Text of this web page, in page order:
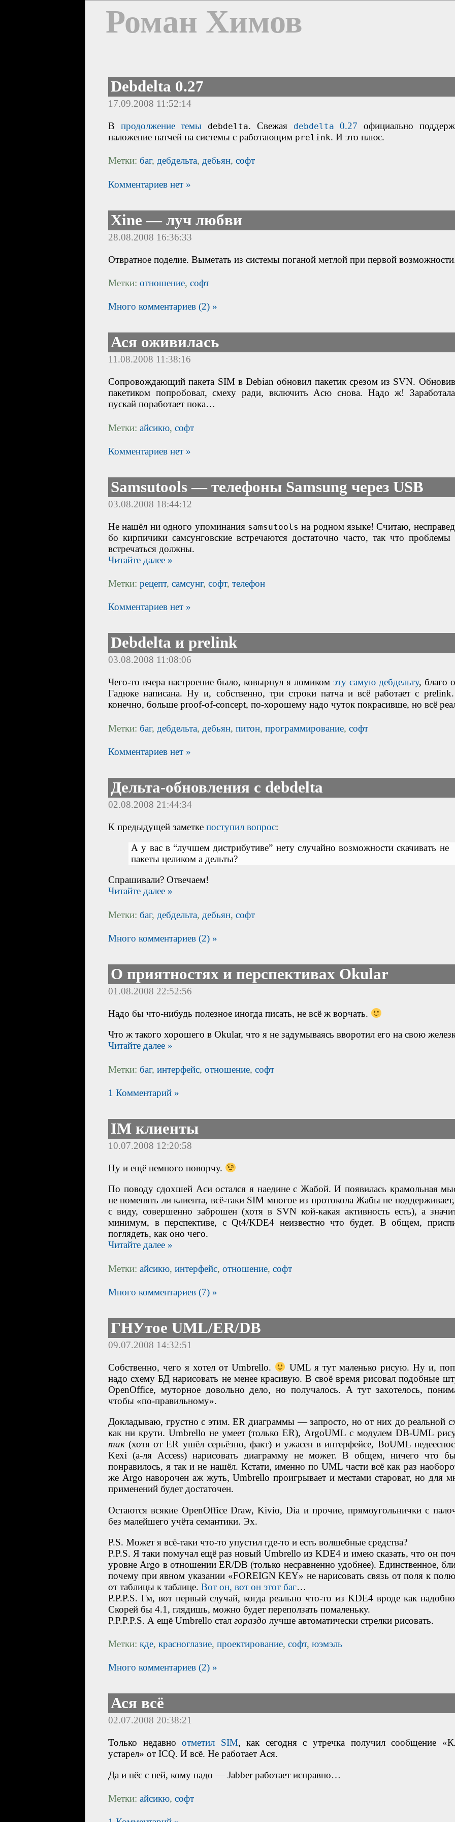
Роман Химов
Debdelta 0.27
17.09.2008 11:52:14
В продолжение темы debdelta. Свежая debdelta 0.27 официально
наложение патчей на системы с работающим prelink. И это плюс.
Метки: баг, дебдельта, дебьян, софт
Комментариев нет »
Xine — луч любви
28.08.2008 16:36:33
Отвратное поделие. Выметать из системы поганой метлой при первой
Метки: отношение, софт
Много комментариев (2) »
Ася оживилась
11.08.2008 11:38:16
Сопровождающий пакета SIM в Debian обновил пакетик срезом из SVN.
пакетиком попробовал, смеху ради, включить Асю снова. Надо ж!
пускай поработает пока…
Метки: айсикю, софт
Комментариев нет »
Samsutools — телефоны Samsung через USB
03.08.2008 18:44:12
Не нашёл ни одного упоминания samsutools на родном языке! Считаю,
бо кирпичики самсунговские встречаются достаточно часто, так что проблемы
встречаться должны.
Читайте далее »
Метки: рецепт, самсунг, софт, телефон
Комментариев нет »
Debdelta и prelink
03.08.2008 11:08:06
Чего-то вчера настроение было, ковырнул я ломиком эту самую дебдельту, благо
Гадюке написана. Ну и, собственно, три строки патча и всё работает с
конечно, больше proof-of-concept, по-хорошему надо чуток покрасивше, но всё
Метки: баг, дебдельта, дебьян, питон, программирование, софт
Комментариев нет »
Дельта-обновления с debdelta
02.08.2008 21:44:34
К предыдущей заметке поступил вопрос:
А у вас в “лучшем дистрибутиве” нету случайно возможности скачивать не
пакеты целиком а дельты?
Спрашивали? Отвечаем!
Читайте далее »
Метки: баг, дебдельта, дебьян, софт
Много комментариев (2) »
О приятностях и перспективах Okular
01.08.2008 22:52:56
Надо бы что-нибудь полезное иногда писать, не всё ж ворчать.
Что ж такого хорошего в Okular, что я не задумываясь вворотил его на свою
Читайте далее »
Метки: баг, интерфейс, отношение, софт
1 Комментарий »
IM клиенты
10.07.2008 12:20:58
Ну и ещё немного поворчу.
По поводусдохшей Аси остался я наедине с Жабой. И появилась крамольная
не поменять ли клиента, всё-таки SIM многое из протокола Жабы не
с виду, совершенно заброшен (хотя в SVN кой-какая активность есть), а
минимум, в перспективе, с Qt4/KDE4 неизвестно что будет. В общем,
поглядеть, как оно чего.
Читайте далее »
Метки: айсикю, интерфейс, отношение, софт
Много комментариев (7) »
ГНУтое UML/ER/DB
09.07.2008 14:32:51
Собственно, чего я хотел от Umbrello.
UML я тут маленько рисую. Ну и,
надо схему БД нарисовать не менее красивую. В своё время рисовал подобные
OpenOffice, муторное довольно дело, но получалось. А тут захотелось,
чтобы «по-правильному».
Докладываю, грустно с этим. ER диаграммы — запросто, но от них до реальной
как ни крути. Umbrello не умеет (только ER), ArgoUML с модулем DB-UML
так (хотя от ER ушёл серьёзно, факт) и ужасен в интерфейсе, BoUML
Kexi (а-ля Access) нарисовать диаграмму не может. В общем, ничего что
понравилось, я так и не нашёл. Кстати, именно по UML части всё как раз
же Argo наворочен аж жуть, Umbrello проигрывает и местами староват, но для
применений будет достаточен.
Остаются всякие OpenOffice Draw, Kivio, Dia и прочие, прямоугольнички с
без малейшего учёта семантики. Эх.
P.S. Может я всё-таки что-то упустил где-то и есть волшебные средства?
P.P.S. Я таки помучал ещё раз новый Umbrello из KDE4 и имею сказать, что он
уровне Argo в отношении ER/DB (только несравненно удобнее). Единственное,
почему при явном указании «FOREIGN KEY» не нарисовать связь от поля к
от таблицы к таблице. Вот он, вот он этот баг…
P.P.P.S. Гм, вот первый случай, когда реально что-то из KDE4 вроде как
Скорей бы 4.1, глядишь, можно будет переползать помаленьку.
P.P.P.P.S. А ещё Umbrello стал гораздо лучше автоматически стрелки рисовать.
Метки: кде, красноглазие, проектирование, софт, юэмэль
Много комментариев (2) »
Ася всё
02.07.2008 20:38:21
Только недавноотметил SIM, как сегодня с утречка получил сообщение
устарел» от ICQ. И всё. Не работает Ася.
Да и пёс с ней, кому надо — Jabber работает исправно…
Метки: айсикю, софт